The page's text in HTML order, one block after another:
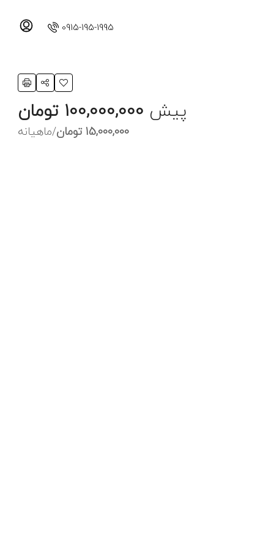
0915-195-1995
پیش 100,000,000 تومان
15,000,000 تومان /ماهیانه